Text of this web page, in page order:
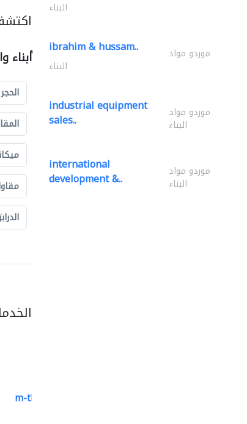
أبناء
m-three building materials
البناء
ibrahim & hussam.. موردو مواد
البناء
industrial equipment
sales.. موردو مواد
البناء
international
development &.. موردو مواد
البناء